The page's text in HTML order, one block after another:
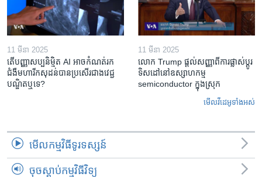
11 មីនា 2025
តើ​បញ្ញាសប្បនិម្មិត​ AI អាច​កំណត់​រក​
ជំងឺមហារីក​សុដន់​បាន​ប្រសើរ​ជាង​វេជ្ជ
បណ្ឌិត​ឬ​ទេ?
11 មីនា 2025
លោក Trump ផ្តល់សញ្ញាពីការផ្លាស់ប្តូរ
ទិសដៅនៅឧស្សាហកម្ម
semiconductor ក្នុងស្រុក
មើល​វីដេអូ​ទាំង​អស់
មើល​កម្មវិធី​ទូរទស្សន៍
ចុចស្តាប់កម្មវិធីវិទ្យុ